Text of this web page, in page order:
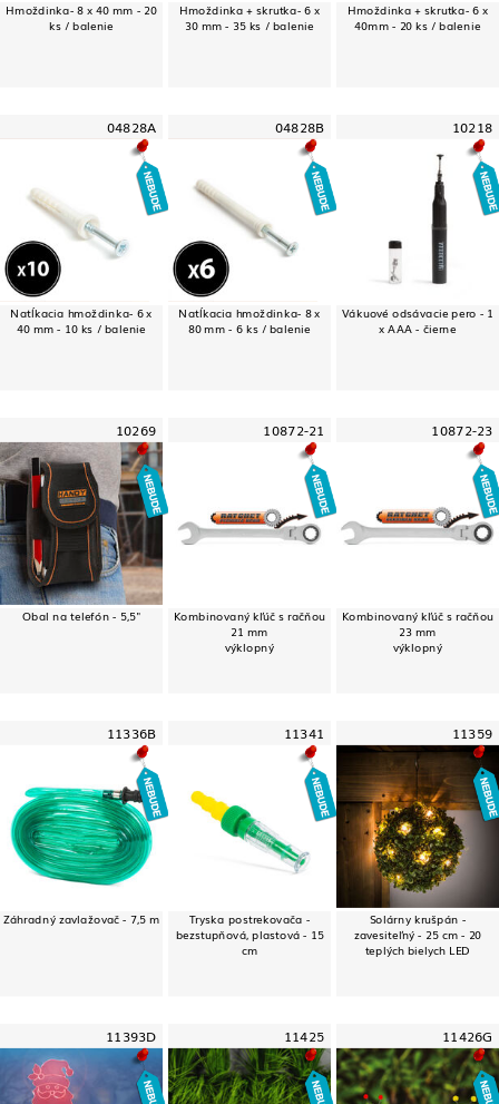
Hmoždinka- 8 x 40 mm - 20
ks / balenie
Hmoždinka + skrutka- 6 x
30 mm - 35 ks / balenie
Hmoždinka + skrutka- 6 x
40mm - 20 ks / balenie
04828A
Natĺkacia hmoždinka- 6 x
40 mm - 10 ks / balenie
04828B
Natĺkacia hmoždinka- 8 x
80 mm - 6 ks / balenie
10218
Vákuové odsávacie pero - 1
x AAA - čierne
10269
Obal na telefón - 5,5"
10872-21
Kombinovaný kľúč s račňou
21 mm
výklopný
10872-23
Kombinovaný kľúč s račňou
23 mm
výklopný
11336B
Záhradný zavlažovač - 7,5 m
11341
Tryska postrekovača -
bezstupňová, plastová - 15
cm
11359
Solárny krušpán -
zavesiteľný - 25 cm - 20
teplých bielych LED
11393D 11425 11426G